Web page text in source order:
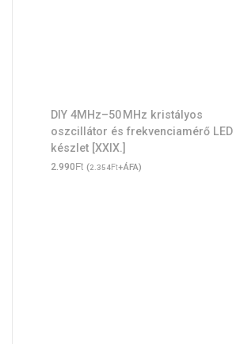
DIY 4MHz–50 MHz kristályos
oszcillátor és frekvenciamérő LED
készlet [XXIX.]
2.990Ft (2.354Ft+ÁFA)